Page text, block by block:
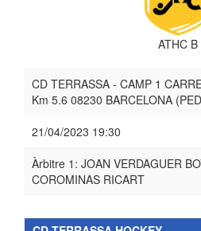
ATHC B
CD TERRASSA - CAMP 1
Km 5.6 08230 BARCELONA
21/04/2023 19:30
Àrbitre 1: JOAN VERDAGUER
COROMINAS RICART